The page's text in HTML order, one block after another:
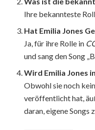
Ihre bekannteste
Hat Emilia Jones
Ja, für ihre Rolle in
und sang den Song
Wird Emilia Jones
Obwohl sie noch
veröffentlicht hat,
daran, eigene Songs